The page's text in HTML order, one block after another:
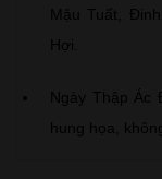
Mậu Tuất,
Hợi.
Ngày Thập Ác
hung họa,